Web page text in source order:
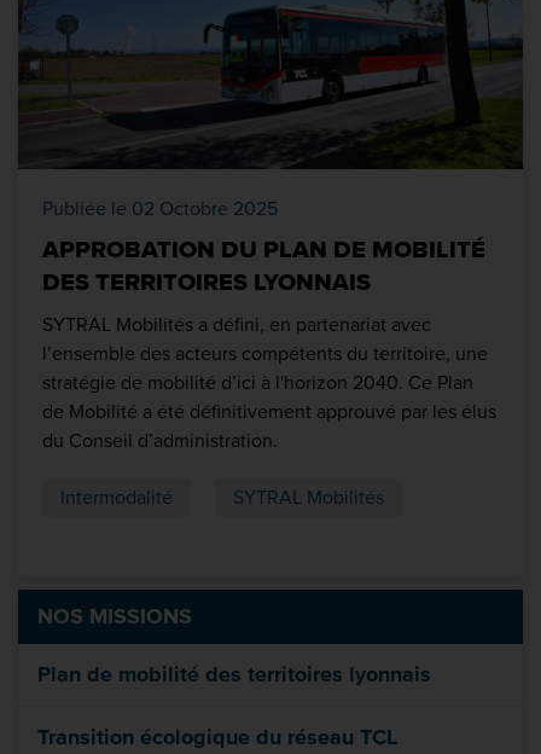
Publiée le 02 Octobre 2025
APPROBATION DU PLAN DE MOBILITÉ
DES TERRITOIRES LYONNAIS
SYTRAL Mobilités a défini, en partenariat avec
l’ensemble des acteurs compétents du territoire, une
stratégie de mobilité d’ici à l'horizon 2040. Ce Plan
de Mobilité a été définitivement approuvé par les élus
du Conseil d’administration.
Intermodalité SYTRAL Mobilités
NOS MISSIONS
Plan de mobilité des territoires lyonnais
Transition écologique du réseau TCL